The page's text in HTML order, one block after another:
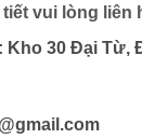
vui lòng liên
Kho 30 Đại Từ,